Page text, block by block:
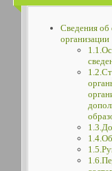
Сведения об
организации